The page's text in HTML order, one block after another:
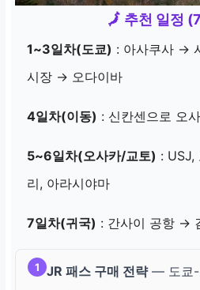
🗾 추천 일정
1~3일차(도쿄) : 아사쿠사 →
시장 → 오다이바
4일차(이동) : 신칸센으로 오
5~6일차(오사카/교토) : USJ,
리, 아라시야마
7일차(귀국) : 간사이 공항 →
1 JR 패스 구매 전략— 도쿄-